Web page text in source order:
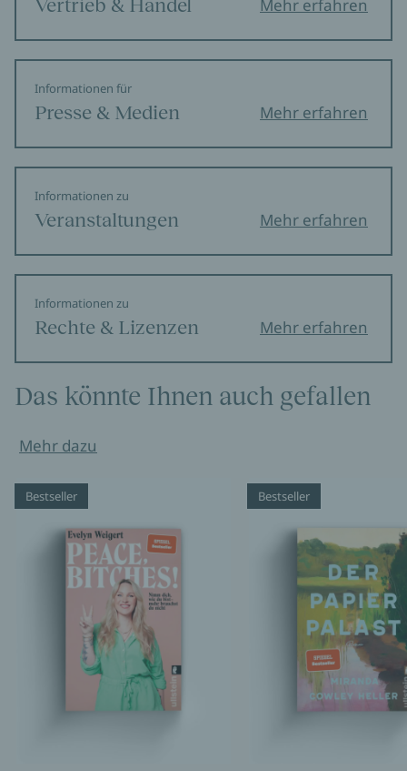
Vertrieb & Handel Mehr erfahren
Informationen für
Presse & Medien Mehr erfahren
Informationen zu
Veranstaltungen Mehr erfahren
Informationen zu
Rechte & Lizenzen Mehr erfahren
Das könnte Ihnen auch gefallen
Mehr dazu
Bestseller Bestseller